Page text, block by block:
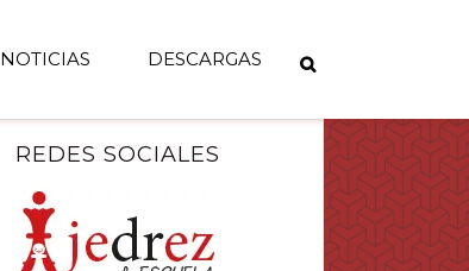
NOTICIAS DESCARGAS
REDES SOCIALES